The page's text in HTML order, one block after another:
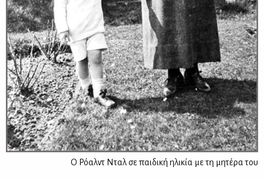
Ο Ρόαλντ Νταλ σε παιδική ηλικία με τη μητέρα του